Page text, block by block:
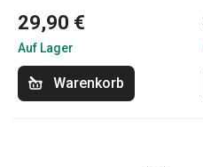
29,90 €
Auf Lager
Warenkorb